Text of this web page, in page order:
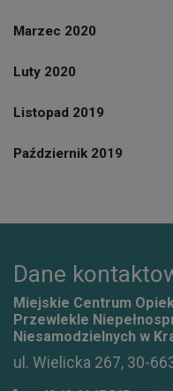
Marzec 2020
Luty 2020
Listopad 2019
Październik 2019
Dane
Miejskie Centrum
Przewlekle
Niesamodzielnych w
ul. Wielicka 267, 30-